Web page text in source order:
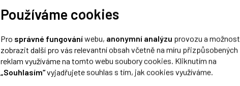
Používáme cookies
Pro správné fungováníwebu, anonymní analýzu provozu a možnost
zobrazit další pro vás relevantní obsah včetně na míru přizpůsobených
reklam využíváme na tomto webu soubory cookies. Kliknutím na
„Souhlasím“vyjadřujete souhlas s tím, jak cookies využíváme.